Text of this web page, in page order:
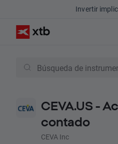
Invertir
CEVA.US -
contado
CEVA Inc